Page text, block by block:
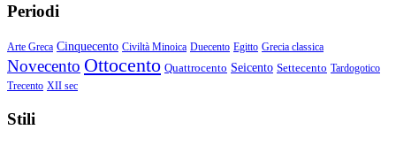
Periodi
Arte Greca Cinquecento Civiltà Minoica Duecento Egitto Grecia classica
Novecento Ottocento Quattrocento Seicento Settecento Tardogotico
Trecento XII sec
Stili